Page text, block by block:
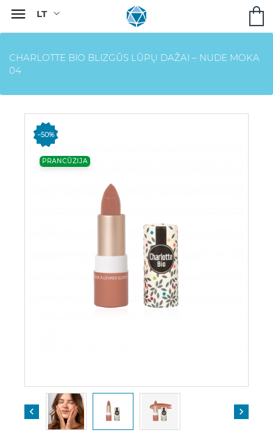

CHARLOTTE BIO BLIZGŪS LŪPŲ DAŽAI – NUDE MOKA
04
−50%
PRANCŪZIJA
 